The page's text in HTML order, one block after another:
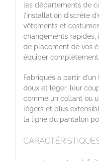
les départements de
l’installation discrète
vêtements et
changements
de placement de vos
équiper complètement.
Fabriqués à partir
doux et léger, leur
comme un collant ou
légers et plus
la ligne du pantalon